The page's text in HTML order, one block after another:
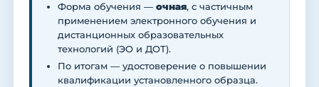
Форма обучения — очная, с частичным
применением электронного обучения и
дистанционных образовательных
технологий (ЭО и ДОТ).
По итогам — удостоверение о повышении
квалификации установленного образца.